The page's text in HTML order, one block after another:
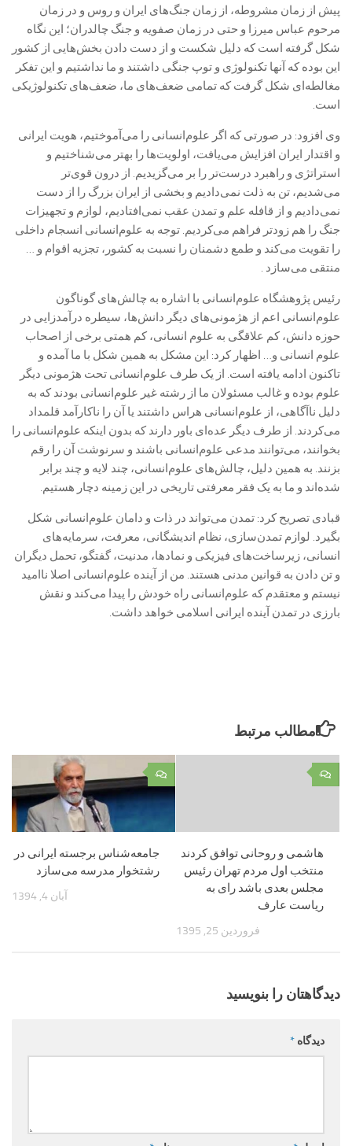
پیش از زمان مشروطه، از زمان جنگ‌های ایران و روس و در زمان
مرحوم عباس میرزا و حتی در زمان صفویه و جنگ چالدران؛ این نگاه
شکل گرفته است که دلیل شکست و از دست دادن بخش‌هایی از کشور
این بوده که آنها تکنولوژی و توپ جنگی داشتند و ما نداشتیم و این تفکر
مغالطه‌ای شکل گرفت که تمامی ضعف‌های ما، ضعف‌های تکنولوژیکی
است.‌
وی افزود: در صورتی که اگر علوم‌انسانی را می‌آموختیم، هویت ایرانی
و اقتدار ایران افزایش می‌یافت، اولویت‌ها را بهتر می‌شناختیم و
استراتژی و راهبرد درست‌تر را بر می‌گزیدیم. از درون قوی‌تر
می‌شدیم، تن به ذلت نمی‌دادیم و بخشی از ایران بزرگ را از دست
نمی‌دادیم و از قافله علم و تمدن عقب نمی‌افتادیم، لوازم و تجهیزات
جنگ را هم زودتر فراهم می‌کردیم. توجه به علوم‌انسانی انسجام داخلی
را تقویت می‌کند و طمع دشمنان را نسبت به کشور، تجزیه اقوام و …
منتقی می‌سازد .‌
رئیس پژوهشگاه علوم‌انسانی با اشاره به چالش‌های گوناگون
علوم‌انسانی اعم از هژمونی‌های دیگر دانش‌ها، سیطره درآمدزایی در
حوزه دانش، کم علاقگی به علوم انسانی، کم همتی برخی از اصحاب
علوم انسانی و… اظهار کرد: این مشکل به همین شکل با ما آمده و
تاکنون ادامه یافته است. از یک طرف علوم‌انسانی تحت هژمونی دیگر
علوم بوده و غالب مسئولان ما از رشته غیر علوم‌انسانی بودند که به
دلیل ناآگاهی، از علوم‌انسانی هراس داشتند یا آن را ناکارآمد قلمداد
می‌کردند. از طرف دیگر عده‌ای باور دارند که بدون اینکه علوم‌انسانی را
بخوانند، می‌توانند مدعی علوم‌انسانی باشند و سرنوشت آن را رقم
بزنند. به همین دلیل، چالش‌های علوم‌انسانی، چند لایه و چند برابر
شده‌اند و ما به یک فقر معرفتی تاریخی در این زمینه دچار هستیم.‌
قبادی تصریح کرد: تمدن می‌تواند در ذات و دامان علوم‌انسانی شکل
بگیرد. لوازم تمدن‌سازی، نظام اندیشگانی، معرفت، سرمایه‌های
انسانی، زیرساخت‌های فیزیکی و نمادها، مدنیت، گفتگو، تحمل دیگران
و تن دادن به قوانین مدنی هستند. من از آینده علوم‌انسانی اصلا نا‌امید
نیستم و معتقدم که علوم‌انسانی راه خودش را پیدا می‌کند و نقش
بارزی در تمدن آینده ایرانی اسلامی خواهد داشت.‌
مطالب مرتبط
۰
جامعه‌شناس برجسته ایرانی در
رشتخوار مدرسه می‌سازد
آبان 4, 1394
۰
هاشمی و روحانی توافق کردند
منتخب اول مردم تهران رئیس
مجلس بعدی باشد رای به
ریاست عارف
فروردین 25, 1395
دیدگاهتان را بنویسید
دیدگاه *